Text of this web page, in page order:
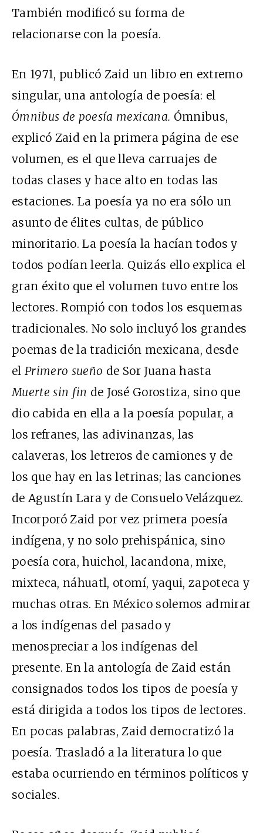
También modificó su forma de
relacionarse con la poesía.
En 1971, publicó Zaid un libro en extremo
singular, una antología de poesía: el
Ómnibus de poesía mexicana. Ómnibus,
explicó Zaid en la primera página de ese
volumen, es el que lleva carruajes de
todas clases y hace alto en todas las
estaciones. La poesía ya no era sólo un
asunto de élites cultas, de público
minoritario. La poesía la hacían todos y
todos podían leerla. Quizás ello explica el
gran éxito que el volumen tuvo entre los
lectores. Rompió con todos los esquemas
tradicionales. No solo incluyó los grandes
poemas de la tradición mexicana, desde
elPrimero sueño de Sor Juana hasta
Muerte sin fin de José Gorostiza, sino que
dio cabida en ella a la poesía popular, a
los refranes, las adivinanzas, las
calaveras, los letreros de camiones y de
los que hay en las letrinas; las canciones
de Agustín Lara y de Consuelo Velázquez.
Incorporó Zaid por vez primera poesía
indígena, y no solo prehispánica, sino
poesía cora, huichol, lacandona, mixe,
mixteca, náhuatl, otomí, yaqui, zapoteca y
muchas otras. En México solemos admirar
a los indígenas del pasado y
menospreciar a los indígenas del
presente. En la antología de Zaid están
consignados todos los tipos de poesía y
está dirigida a todos los tipos de lectores.
En pocas palabras, Zaid democratizó la
poesía. Trasladó a la literatura lo que
estaba ocurriendo en términos políticos y
sociales.